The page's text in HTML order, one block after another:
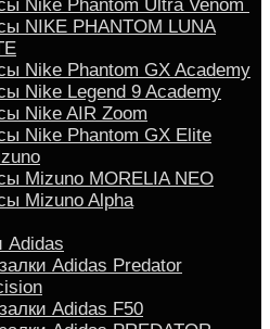
Nike Phantom Ultra Venom
NIKE PHANTOM LUNA
Nike Phantom GX Academy
Nike Legend 9 Academy
Nike AIR Zoom
Nike Phantom GX Elite
Mizuno MORELIA NEO
Mizuno Alpha
Adidas
Adidas Predator
Adidas F50